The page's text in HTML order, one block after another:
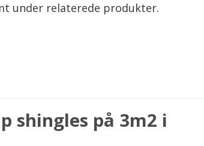
under relaterede produkter.
shingles på 3m2 i